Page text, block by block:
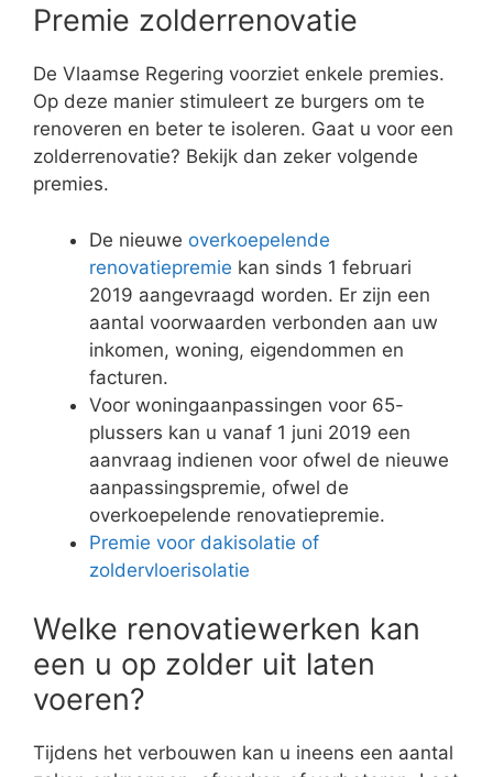
Premie zolderrenovatie
De Vlaamse Regering voorziet enkele premies.
Op deze manier stimuleert ze burgers om te
renoveren en beter te isoleren. Gaat u voor een
zolderrenovatie? Bekijk dan zeker volgende
premies.
De nieuwe overkoepelende
renovatiepremie kan sinds 1 februari
2019 aangevraagd worden. Er zijn een
aantal voorwaarden verbonden aan uw
inkomen, woning, eigendommen en
facturen.
Voor woningaanpassingen voor 65-
plussers kan u vanaf 1 juni 2019 een
aanvraag indienen voor ofwel de nieuwe
aanpassingspremie, ofwel de
overkoepelende renovatiepremie.
Premie voor dakisolatie of
zoldervloerisolatie
Welke renovatiewerken kan
een u op zolder uit laten
voeren?
Tijdens het verbouwen kan u ineens een aantal